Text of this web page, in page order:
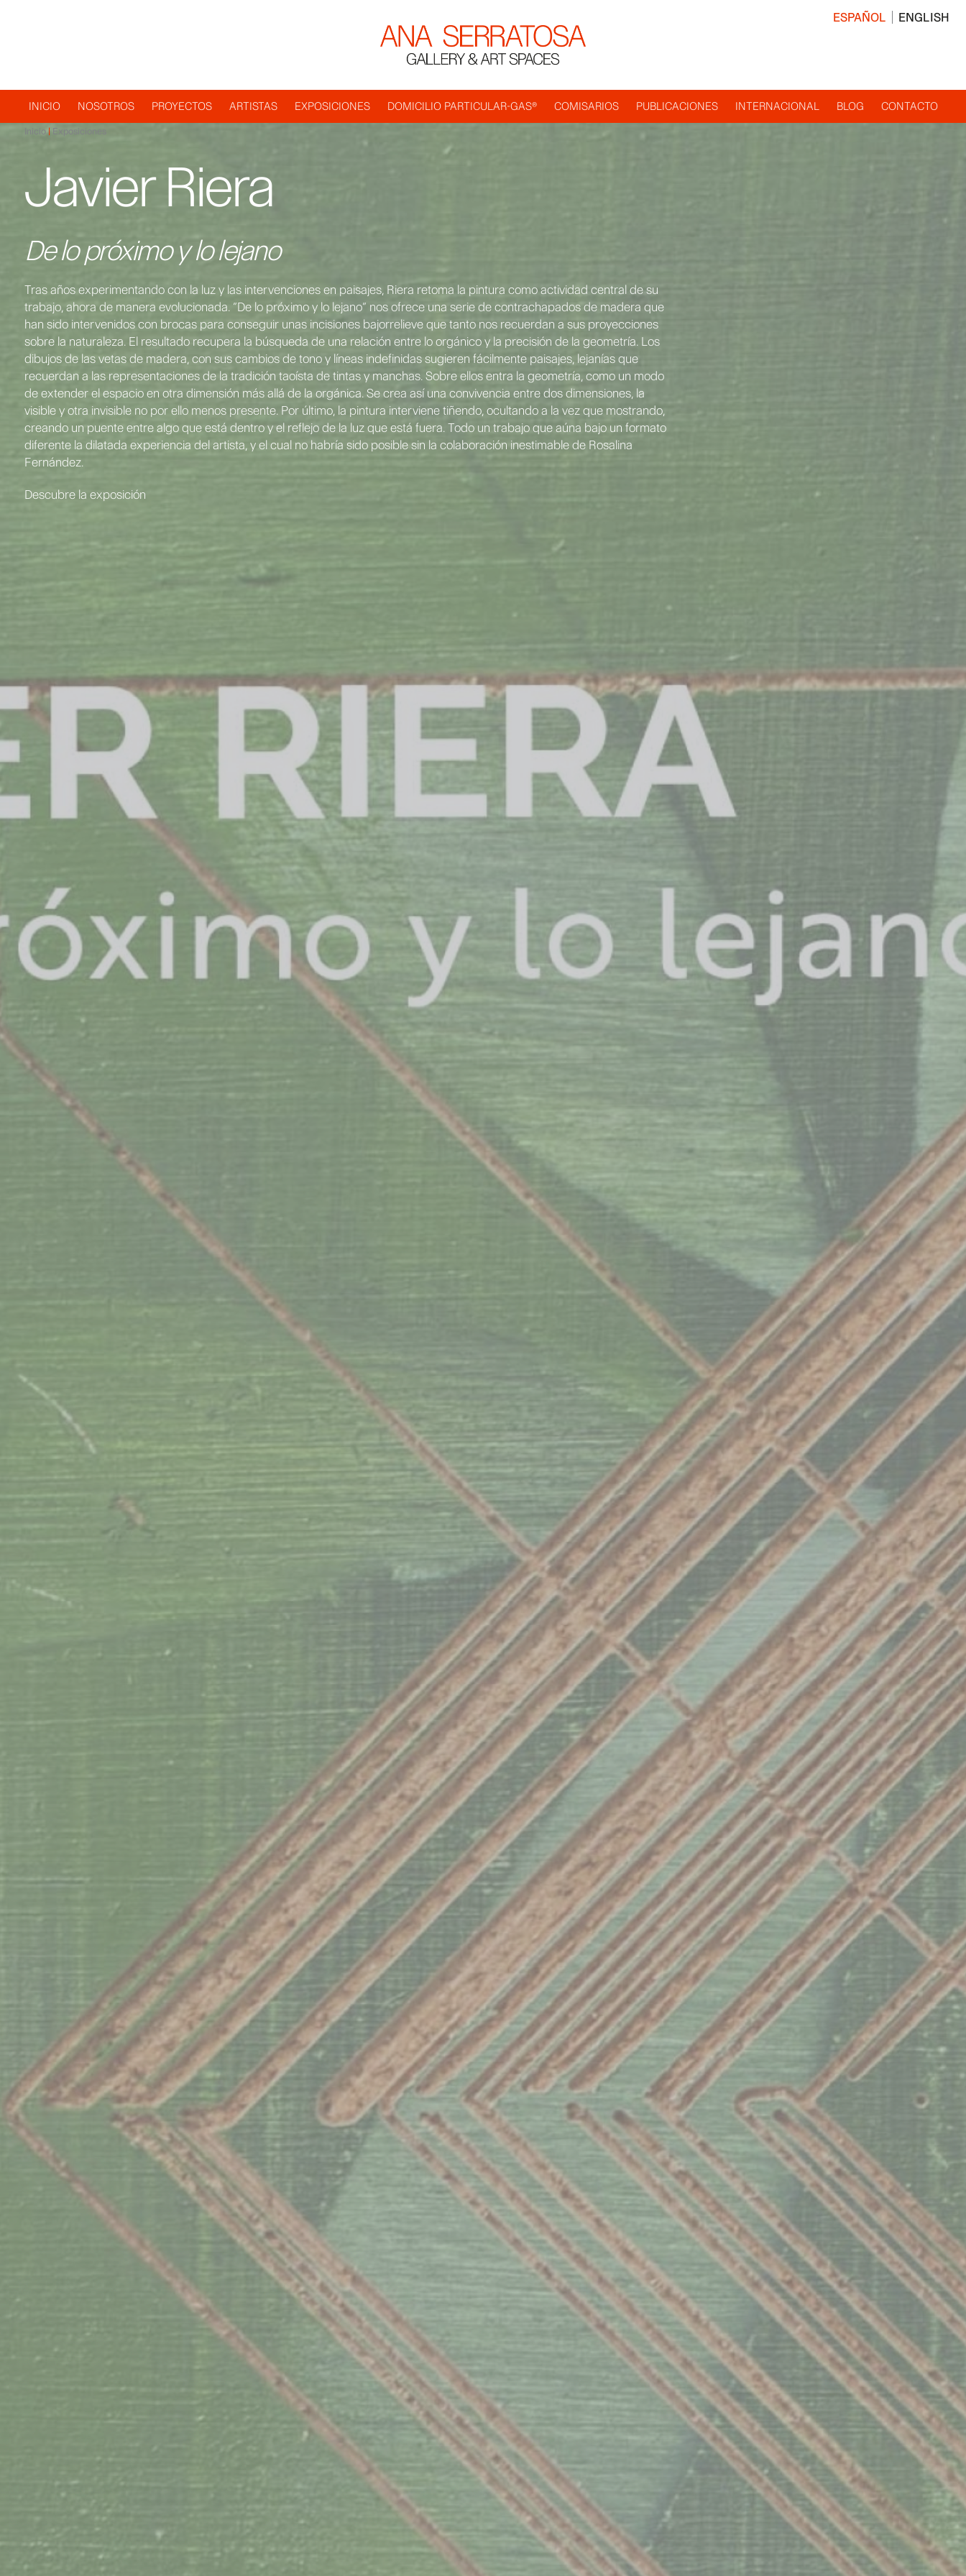
ESPAÑOL ENGLISH
Navegación
principal
INICIO NOSOTROS PROYECTOS ARTISTAS EXPOSICIONES DOMICILIO PARTICULAR-GAS® COMISARIOS PUBLICACIONES INTERNACIONAL BLOG CONTACTO
Inicio Exposiciones
Javier Riera
De lo próximo y lo lejano
Tras años experimentando con la luz y las intervenciones en paisajes, Riera retoma la pintura como actividad central de su
trabajo, ahora de manera evolucionada. “De lo próximo y lo lejano” nos ofrece una serie de contrachapados de madera que
han sido intervenidos con brocas para conseguir unas incisiones bajorrelieve que tanto nos recuerdan a sus proyecciones
sobre la naturaleza. El resultado recupera la búsqueda de una relación entre lo orgánico y la precisión de la geometría. Los
dibujos de las vetas de madera, con sus cambios de tono y líneas indefinidas sugieren fácilmente paisajes, lejanías que
recuerdan a las representaciones de la tradición taoísta de tintas y manchas. Sobre ellos entra la geometría, como un modo
de extender el espacio en otra dimensión más allá de la orgánica. Se crea así una convivencia entre dos dimensiones, la
visible y otra invisible no por ello menos presente. Por último, la pintura interviene tiñendo, ocultando a la vez que mostrando,
creando un puente entre algo que está dentro y el reflejo de la luz que está fuera. Todo un trabajo que aúna bajo un formato
diferente la dilatada experiencia del artista, y el cual no habría sido posible sin la colaboración inestimable de Rosalina
Fernández.
Descubre la exposición